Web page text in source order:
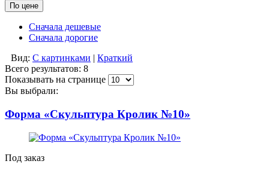
По цене
Сначала дешевые
Сначала дорогие
Вид: С картинками | Краткий
Всего результатов: 8
Показывать на странице
Вы выбрали:
Форма «Скульптура Кролик №10»
Под заказ